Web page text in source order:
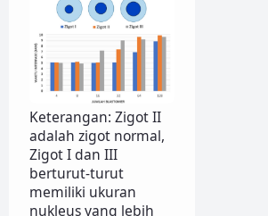
Keterangan: Zigot II
adalah zigot normal,
Zigot I dan III
berturut-turut
memiliki ukuran
nukleus yang lebih